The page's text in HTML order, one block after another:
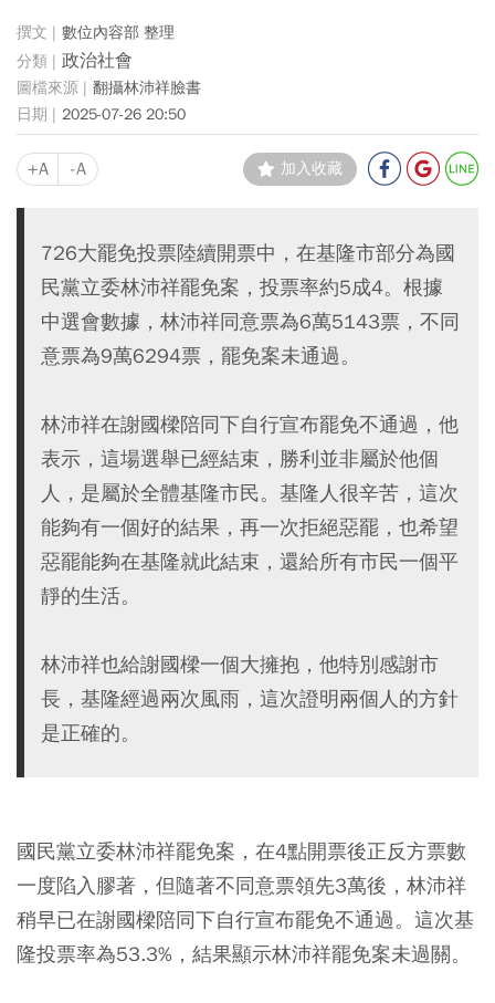
數位內容部 整理
政治社會
翻攝林沛祥臉書
2025-07-26 20:50
+A -A 加入收藏
726大罷免投票陸續開票中，在基隆市部分為國
民黨立委林沛祥罷免案，投票率約5成4。根據
中選會數據，林沛祥同意票為6萬5143票，不同
意票為9萬6294票，罷免案未通過。
林沛祥在謝國樑陪同下自行宣布罷免不通過，他
表示，這場選舉已經結束，勝利並非屬於他個
人，是屬於全體基隆市民。基隆人很辛苦，這次
能夠有一個好的結果，再一次拒絕惡罷，也希望
惡罷能夠在基隆就此結束，還給所有市民一個平
靜的生活。
林沛祥也給謝國樑一個大擁抱，他特別感謝市
長，基隆經過兩次風雨，這次證明兩個人的方針
是正確的。
國民黨立委林沛祥罷免案，在4點開票後正反方票數
一度陷入膠著，但隨著不同意票領先3萬後，林沛祥
稍早已在謝國樑陪同下自行宣布罷免不通過。這次基
隆投票率為53.3%，結果顯示林沛祥罷免案未過關。